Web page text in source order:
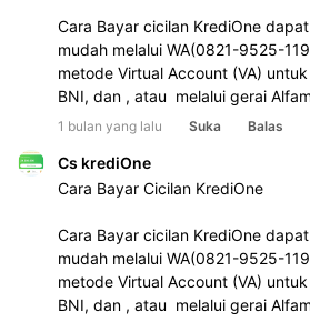
Cara Bayar cicilan KrediOne
mudah melalui WA(0821-9525-
metode Virtual Account (VA)
BNI, dan , atau  melalui gerai
1 bulan yang lalu Suka Balas
Cs krediOne
Cara Bayar Cicilan KrediOne
Cara Bayar cicilan KrediOne
mudah melalui WA(0821-9525-
metode Virtual Account (VA)
BNI, dan , atau  melalui gerai